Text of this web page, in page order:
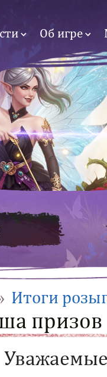
Об игре
Итоги
призов